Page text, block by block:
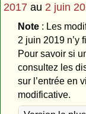
2017 au 2 juin
Note: Les
2 juin 2019 n’y
Pour savoir si
consultez les
sur l’entrée en
modificative.